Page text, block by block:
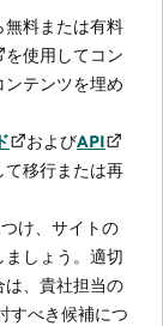
無料または有料
を使用してコン
テンツを埋め
およびAPI
て移行または再
け、サイトの
しょう。適切
は、貴社担当の
すべき候補につ